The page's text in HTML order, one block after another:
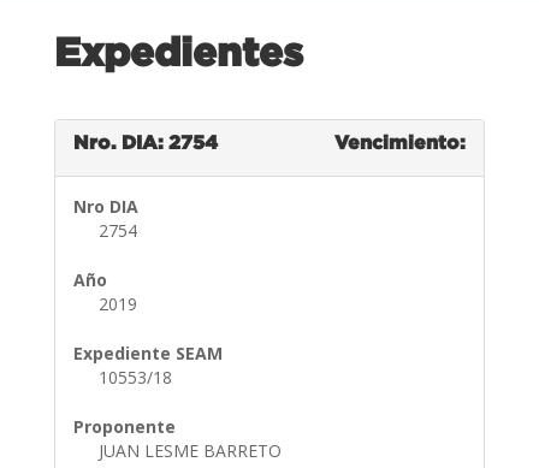
Expedientes
Nro. DIA: 2754 Vencimiento:
Nro DIA
2754
Año
2019
Expediente SEAM
10553/18
Proponente
JUAN LESME BARRETO